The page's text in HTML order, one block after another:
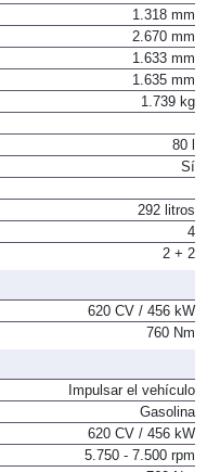
1.318 mm
2.670 mm
1.633 mm
1.635 mm
1.739 kg
80 l
Sí
292 litros
4
2 + 2
620 CV / 456 kW
760 Nm
Impulsar el vehículo
Gasolina
620 CV / 456 kW
5.750 - 7.500 rpm